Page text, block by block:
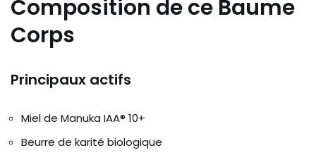
Composition de ce Baume
Corps
Principaux actifs
Miel de Manuka IAA® 10+
Beurre de karité biologique